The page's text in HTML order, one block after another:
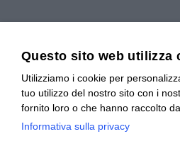
Questo sito web utilizza
Utilizziamo i cookie per
tuo utilizzo del nostro sito con i
fornito loro o che hanno raccolto
Informativa sulla privacy